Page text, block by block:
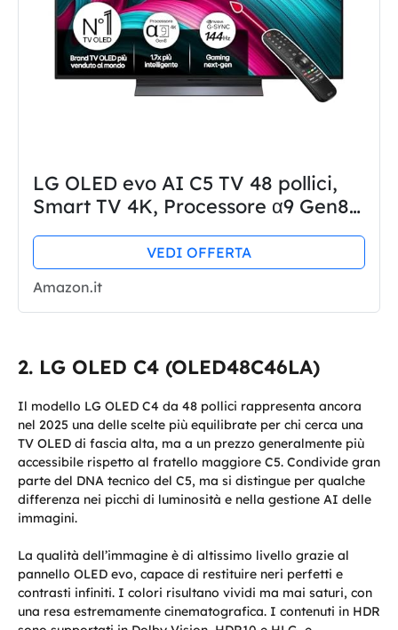
LG OLED evo AI C5 TV 48 pollici,
Smart TV 4K, Processore α9 Gen8,
Atmos, Gaming con VRR e GSYNC
4K@144Hz, 4 HDMI 2.1, Alexa,...
VEDI OFFERTA
Amazon.it
LG OLED C4 (OLED48C46LA)
Il modello LG OLED C4 da 48 pollici rappresenta ancora
nel 2025 una delle scelte più equilibrate per chi cerca una
TV OLED di fascia alta, ma a un prezzo generalmente più
accessibile rispetto al fratello maggiore C5. Condivide gran
parte del DNA tecnico del C5, ma si distingue per qualche
differenza nei picchi di luminosità e nella gestione AI delle
immagini.
La qualità dell’immagine è di altissimo livello grazie al
pannello OLED evo, capace di restituire neri perfetti e
contrasti infiniti. I colori risultano vividi ma mai saturi, con
una resa estremamente cinematografica. I contenuti in HDR